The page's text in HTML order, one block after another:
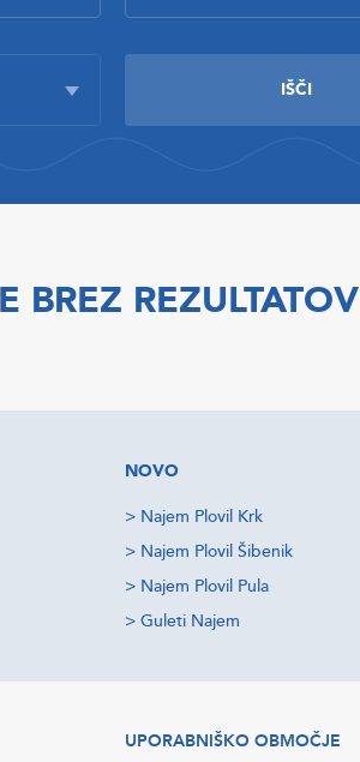
BREZ REZULTATOV
NOVO
> Najem Plovil Krk
> Najem Plovil Šibenik
> Najem Plovil Pula
> Guleti Najem
UPORABNIŠKO OBMOČJE